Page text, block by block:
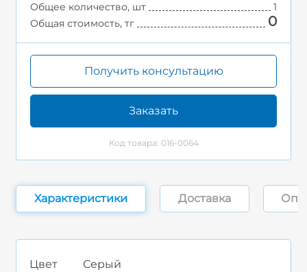
Общее количество, шт
1
Общая стоимость, тг
0
Получить консультацию
Заказать
Код товара: 016-0064
Характеристики Доставка
Цвет
Серый